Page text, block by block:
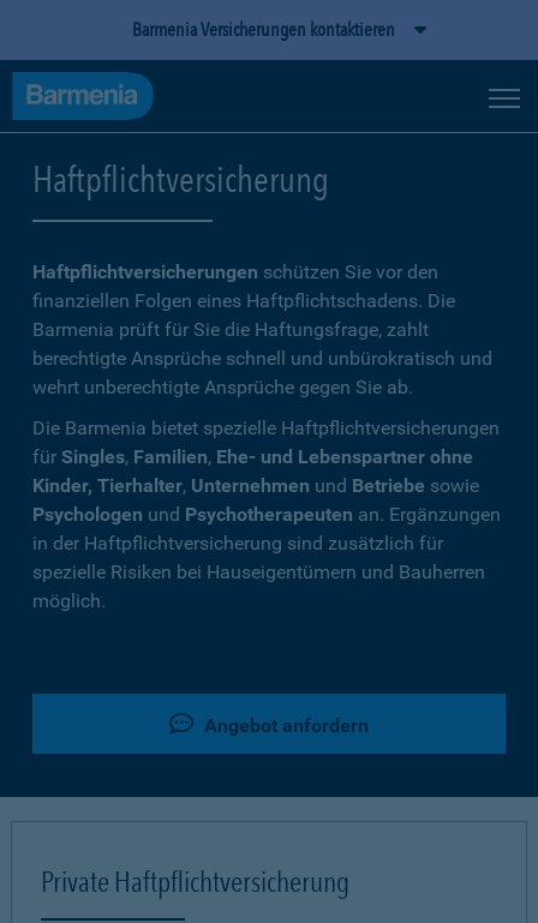
Barmenia Versicherungen kontaktieren
Haftpflichtversicherung
Haftpflichtversicherungen schützen Sie vor den
finanziellen Folgen eines Haftpflichtschadens. Die
Barmenia prüft für Sie die Haftungsfrage, zahlt
berechtigte Ansprüche schnell und unbürokratisch und
wehrt unberechtigte Ansprüche gegen Sie ab.
Die Barmenia bietet spezielle Haftpflichtversicherungen
für Singles, Familien, Ehe- und Lebenspartner ohne
Kinder, Tierhalter, Unternehmen und Betriebe sowie
Psychologen und Psychotherapeuten an. Ergänzungen
in der Haftpflichtversicherung sind zusätzlich für
spezielle Risiken bei Hauseigentümern und Bauherren
möglich.
Angebot anfordern
Private Haftpflichtversicherung